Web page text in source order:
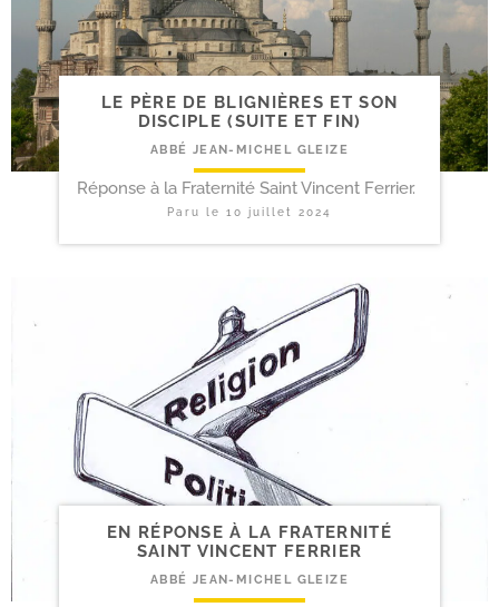
LE PÈRE DE BLIGNIÈRES ET SON
DISCIPLE (SUITE ET FIN)
ABBÉ JEAN-MICHEL GLEIZE
Réponse à la Fraternité Saint Vincent Ferrier.
Paru le 10 juillet 2024
EN RÉPONSE À LA FRATERNITÉ
SAINT VINCENT FERRIER
ABBÉ JEAN-MICHEL GLEIZE